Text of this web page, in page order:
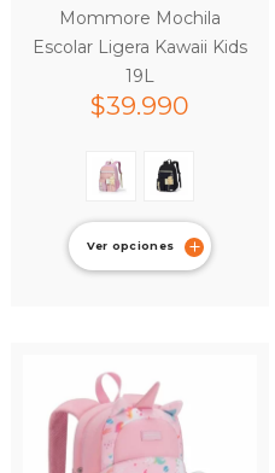
Mommore Mochila
Escolar Ligera Kawaii Kids
19L
$39.990
Ver opciones